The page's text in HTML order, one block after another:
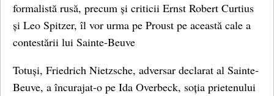
formalistă rusă, precum și criticii Ernst Robert Curtius
și Leo Spitzer, îl vor urma pe Proust pe această cale a
contestării lui Sainte-Beuve
Totuși, Friedrich Nietzsche, adversar declarat al Sainte-
Beuve, a încurajat-o pe Ida Overbeck, soția prietenului